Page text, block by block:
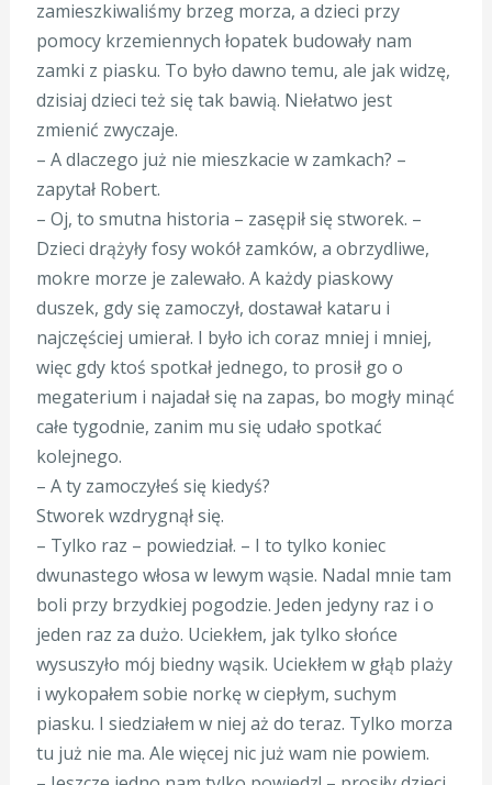
zamieszkiwaliśmy brzeg morza, a dzieci przy
pomocy krzemiennych łopatek budowały nam
zamki z piasku. To było dawno temu, ale jak widzę,
dzisiaj dzieci też się tak bawią. Niełatwo jest
zmienić zwyczaje.
– A dlaczego już nie mieszkacie w zamkach? –
zapytał Robert.
– Oj, to smutna historia – zasępił się stworek. –
Dzieci drążyły fosy wokół zamków, a obrzydliwe,
mokre morze je zalewało. A każdy piaskowy
duszek, gdy się zamoczył, dostawał kataru i
najczęściej umierał. I było ich coraz mniej i mniej,
więc gdy ktoś spotkał jednego, to prosił go o
megaterium i najadał się na zapas, bo mogły minąć
całe tygodnie, zanim mu się udało spotkać
kolejnego.
– A ty zamoczyłeś się kiedyś?
Stworek wzdrygnął się.
– Tylko raz – powiedział. – I to tylko koniec
dwunastego włosa w lewym wąsie. Nadal mnie tam
boli przy brzydkiej pogodzie. Jeden jedyny raz i o
jeden raz za dużo. Uciekłem, jak tylko słońce
wysuszyło mój biedny wąsik. Uciekłem w głąb plaży
i wykopałem sobie norkę w ciepłym, suchym
piasku. I siedziałem w niej aż do teraz. Tylko morza
tu już nie ma. Ale więcej nic już wam nie powiem.